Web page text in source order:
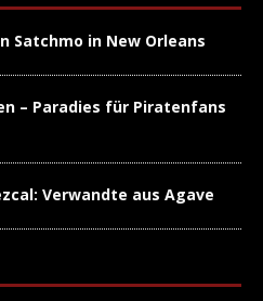
Satchmo in New Orleans
– Paradies für Piratenfans
Verwandte aus Agave